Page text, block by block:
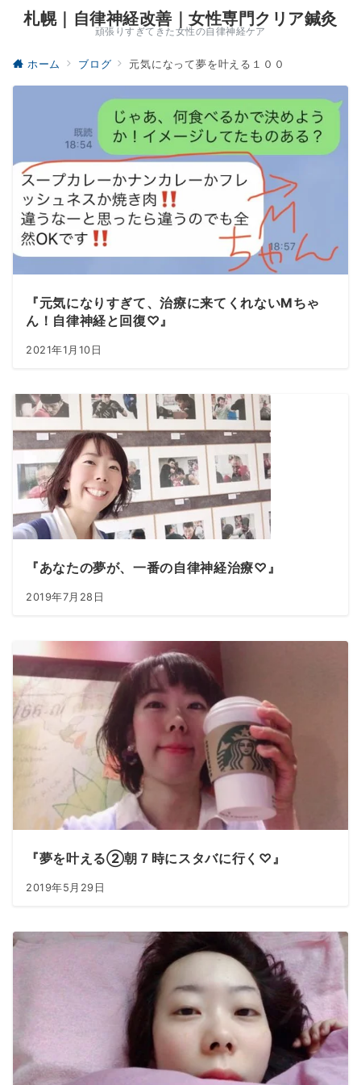
札幌｜自律神経改善｜女性専門クリア鍼灸
頑張りすぎてきた女性の自律神経ケア
ホーム ブログ 元気になって夢を叶える１００
『元気になりすぎて、治療に来てくれないMちゃ
ん！自律神経と回復♡』
2021年1月10日
『あなたの夢が、一番の自律神経治療♡』
2019年7月28日
『夢を叶える②朝７時にスタバに行く♡』
2019年5月29日